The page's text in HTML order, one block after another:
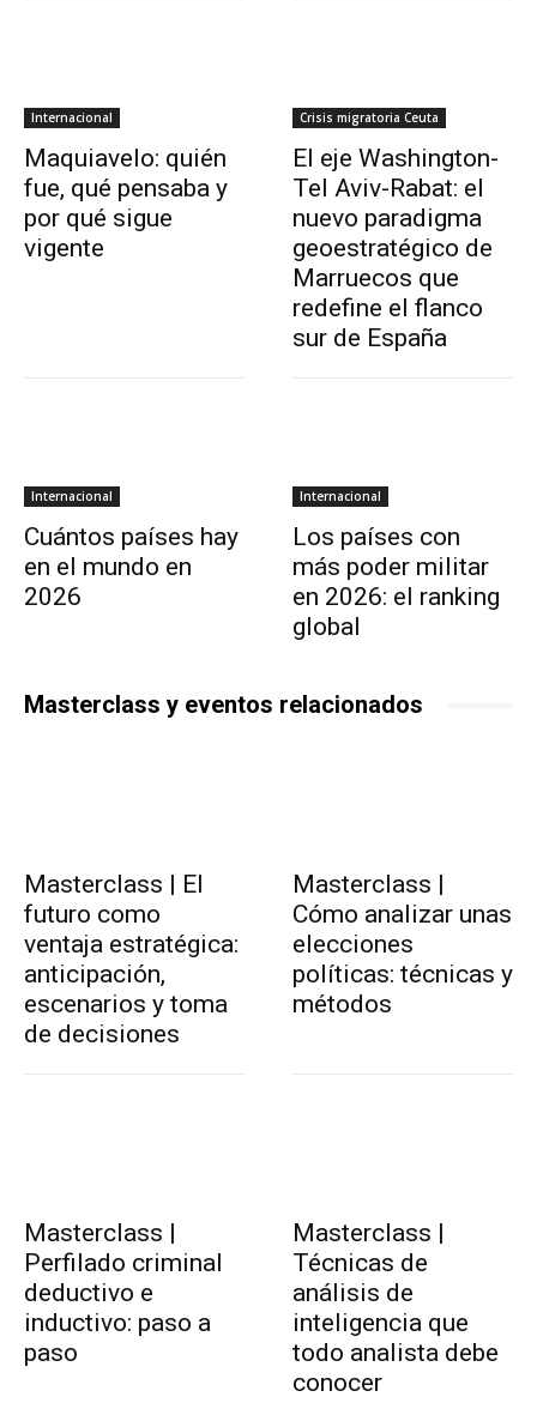
Internacional
Maquiavelo: quién
fue, qué pensaba y
por qué sigue
vigente
Crisis migratoria Ceuta
El eje Washington-
Tel Aviv-Rabat: el
nuevo paradigma
geoestratégico de
Marruecos que
redefine el flanco
sur de España
Internacional
Cuántos países hay
en el mundo en
2026
Internacional
Los países con
más poder militar
en 2026: el ranking
global
Masterclass y eventos relacionados
Masterclass | El
futuro como
ventaja estratégica:
anticipación,
escenarios y toma
de decisiones
Masterclass |
Cómo analizar unas
elecciones
políticas: técnicas y
métodos
Masterclass |
Perfilado criminal
deductivo e
inductivo: paso a
paso
Masterclass |
Técnicas de
análisis de
inteligencia que
todo analista debe
conocer